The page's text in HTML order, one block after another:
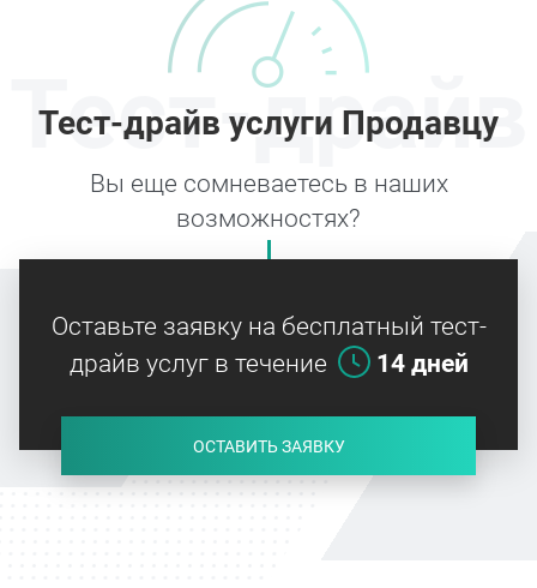
Тест-драйв услуги Продавцу
Тест-драйв
Вы еще сомневаетесь в наших
возможностях?
Оставьте заявку на бесплатный тест-
драйв услуг в течение
14 дней
ОСТАВИТЬ ЗАЯВКУ